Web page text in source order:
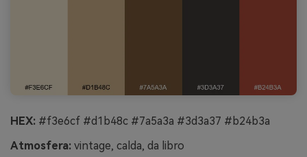
HEX: #f3e6cf #d1b48c #7a5a3a #3d3a37 #b24b3a
Atmosfera: vintage, calda, da libro